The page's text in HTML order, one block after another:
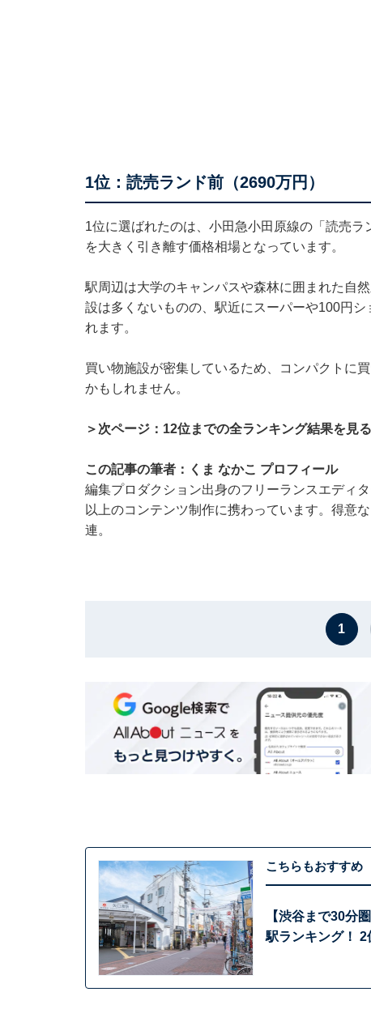
1位：読売ランド前（2690万円）
1位に選ばれたのは、小田急小田原線の「読売
を大きく引き離す価格相場となっています。
駅周辺は大学のキャンパスや森林に囲まれた自
設は多くないものの、駅近にスーパーや100円
れます。
買い物施設が密集しているため、コンパクトに
かもしれません。
＞次ページ：12位までの全ランキング結果を見る
この記事の筆者：くま なかこ プロフィール
編集プロダクション出身のフリーランスエディ
以上のコンテンツ制作に携わっています。得意
連。
1
こちらもおすすめ
【渋谷まで30分
駅ランキング！ 2